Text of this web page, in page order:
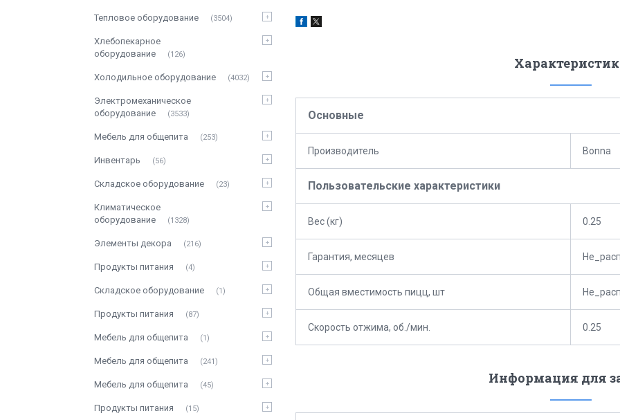
Основные
Производитель Bonna
Пользовательские характеристики
Вес (кг) 0.25
Гарантия, месяцев
Общая вместимость пицц, шт
Скорость отжима, об./мин. 0.25
Информация для
Тепловое оборудование 3504
Хлебопекарное
оборудование
126
Холодильное оборудование 4032
Электромеханическое
оборудование
3533
Мебель для общепита 253
Инвентарь 56
Складское оборудование 23
Климатическое
оборудование
1328
Элементы декора 216
Продукты питания 4
Складское оборудование 1
Продукты питания 87
Мебель для общепита 1
Мебель для общепита 241
Мебель для общепита 45
Продукты питания 15